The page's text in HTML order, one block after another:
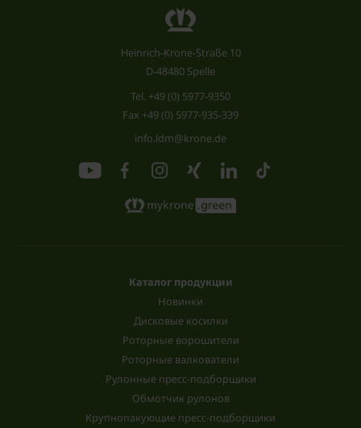
Heinrich-Krone-Straße 10
D-48480 Spelle
Tel. +49 (0) 5977-9350
Fax +49 (0) 5977-935-339
info.ldm@krone.de
Каталог продукции
Новинки
Дисковые косилки
Роторные ворошители
Роторные валкователи
Рулонные пресс-подборщики
Обмотчик рулонов
Крупнопакующие пресс-подборщики